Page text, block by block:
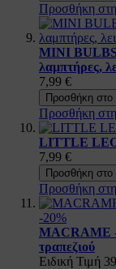
Προσθήκη
MINI BULBS
λαμπτήρες,
7,99 €
Προσθήκη στο
Προσθήκη
LITTLE LEO
7,99 €
Προσθήκη στο
Προσθήκη
-20%
MACRAME -
τραπεζιού
Ειδική Τιμή